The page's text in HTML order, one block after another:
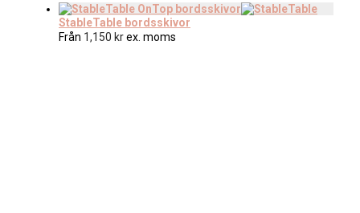
StableTable bordsskivor
Från 1,150 krex. moms